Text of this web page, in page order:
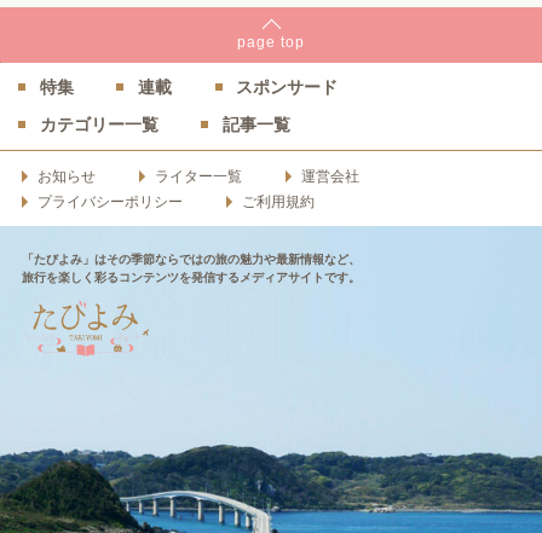
page top
特集 連載
スポンサード
カテゴリー一覧
記事一覧
お知らせ ライター一覧
運営会社
プライバシーポリシー
ご利用規約
「たびよみ」はその季節ならではの旅の魅力や最新情報など、
旅行を楽しく彩るコンテンツを発信するメディアサイトです。